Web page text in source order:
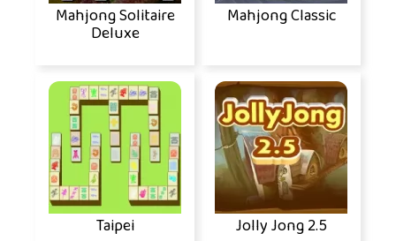
Mahjong Solitaire
Deluxe
Mahjong Classic
Taipei Jolly Jong 2.5